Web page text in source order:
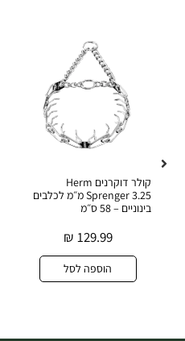
קולר דוקרנים Herm
Sprenger 3.25 מ״מ לכלבים
בינוניים – 58 ס״מ
129.99
₪
הוספה לסל